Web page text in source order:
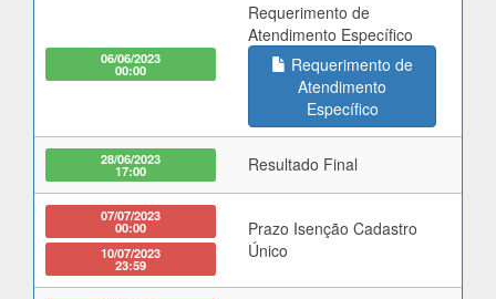
06/06/2023
00:00
Requerimento de
Atendimento Específico
Requerimento de
Atendimento
Específico
28/06/2023
17:00 Resultado Final
07/07/2023
00:00
10/07/2023
23:59
Prazo Isenção Cadastro
Único